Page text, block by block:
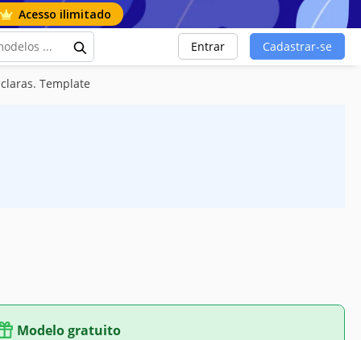
Acesso ilimitado
Entrar Cadastrar-se
Template
Modelo gratuito